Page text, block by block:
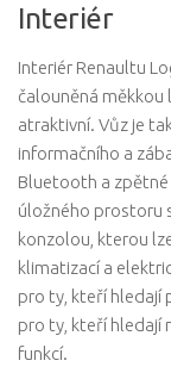
Interiér
Interiér Renaultu
čalouněná měkkou
atraktivní. Vůz je
informačního a
Bluetooth a
úložného prostoru
konzolou, kterou
klimatizací a
pro ty, kteří hledají
pro ty, kteří hledají
funkcí.